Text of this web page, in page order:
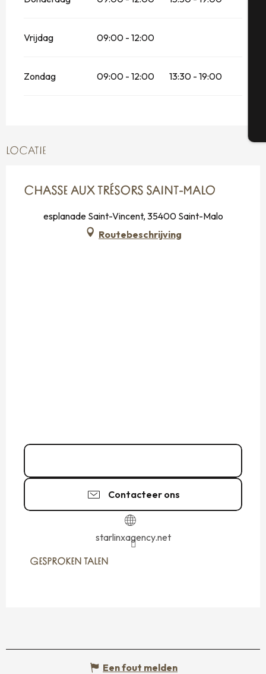
Vrijdag 09:00 - 12:00
Zondag 09:00 - 12:00 13:30 - 19:00
LOCATIE
CHASSE AUX TRÉSORS SAINT-MALO
esplanade Saint-Vincent, 35400 Saint-Malo
Routebeschrijving
Contacteer ons
starlinxagency.net
GESPROKEN TALEN
GESPROKEN TALEN
Een fout melden